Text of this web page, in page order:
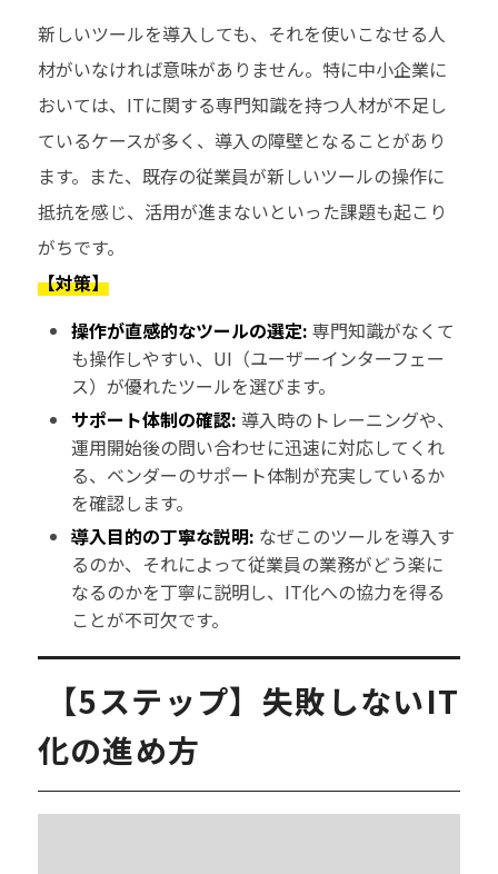
新しいツールを導入しても、それを使いこなせる人
材がいなければ意味がありません。特に中小企業に
おいては、ITに関する専門知識を持つ人材が不足し
ているケースが多く、導入の障壁となることがあり
ます。また、既存の従業員が新しいツールの操作に
抵抗を感じ、活用が進まないといった課題も起こり
がちです。
【対策】
操作が直感的なツールの選定: 専門知識がなくて
も操作しやすい、UI（ユーザーインターフェー
ス）が優れたツールを選びます。
サポート体制の確認: 導入時のトレーニングや、
運用開始後の問い合わせに迅速に対応してくれ
る、ベンダーのサポート体制が充実しているか
を確認します。
導入目的の丁寧な説明: なぜこのツールを導入す
るのか、それによって従業員の業務がどう楽に
なるのかを丁寧に説明し、IT化への協力を得る
ことが不可欠です。
【5ステップ】失敗しないIT
化の進め方